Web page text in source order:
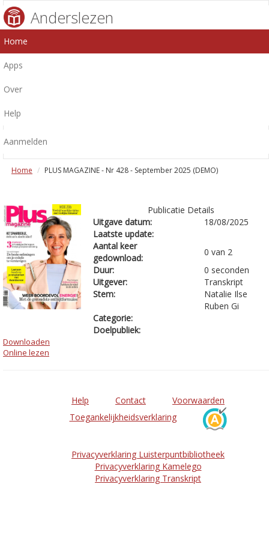
Anderslezen
Home
Apps
Over
Help
Aanmelden
Home PLUS MAGAZINE - Nr 428 - September 2025 (DEMO)
Publicatie Details
Uitgave datum:
18/08/2025
Laatste update:
Aantal keer
gedownload:
0 van 2
Duur:
0 seconden
Uitgever:
Transkript
Stem:
Natalie Ilse
Ruben Gi
Categorie:
Doelpubliek:
Downloaden
Online lezen
Help Contact
Voorwaarden
Toegankelijkheidsverklaring
Privacyverklaring Luisterpuntbibliotheek
Privacyverklaring Kamelego
Privacyverklaring Transkript